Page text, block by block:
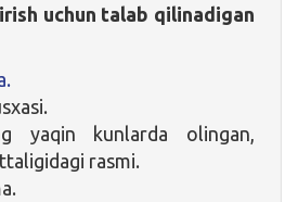
uchun talab qilinadigan
yaqin kunlarda olingan,
rasmi.